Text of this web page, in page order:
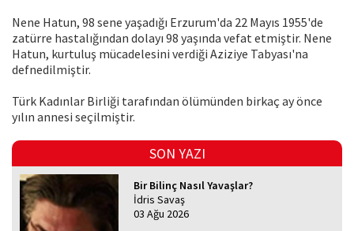
Nene Hatun, 98 sene yaşadığı Erzurum'da 22 Mayıs 1955'de
zatürre hastalığından dolayı 98 yaşında vefat etmiştir. Nene
Hatun, kurtuluş mücadelesini verdiği Aziziye Tabyası'na
defnedilmiştir.
Türk Kadınlar Birliği tarafından ölümünden birkaç ay önce
yılın annesi seçilmiştir.
SON YAZI
Bir Bilinç Nasıl Yavaşlar?
İdris Savaş
03 Ağu 2026